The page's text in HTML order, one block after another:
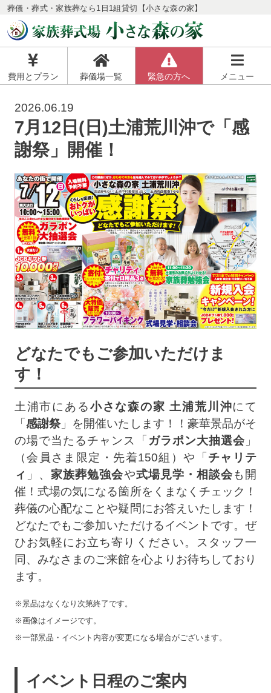
葬儀・葬式・家族葬なら1日1組貸切【小さな森の家】
費用とプラン 葬儀場一覧 緊急の方へ メニュー
2026.06.19
7月12日(日)土浦荒川沖で「感
謝祭」開催！
どなたでもご参加いただけま
す！
土浦市にある小さな森の家 土浦荒川沖にて
「感謝祭」を開催いたします！！豪華景品がそ
の場で当たるチャンス「 ガラポン大抽選会 」
（会員さま限定・先着150組）や「チャリテ
ィ 」、 家族葬勉強会や式場見学・相談会も開
催！式場の気になる箇所をくまなくチェック！
葬儀の心配なことや疑問にお答えいたします！
どなたでもご参加いただけるイベントです。ぜ
ひお気軽にお立ち寄りください。スタッフ一
同、みなさまのご来館を心よりお待ちしており
ます。
※景品はなくなり次第終了です。
※画像はイメージです。
※一部景品・イベント内容が変更になる場合がございます。
イベント日程のご案内